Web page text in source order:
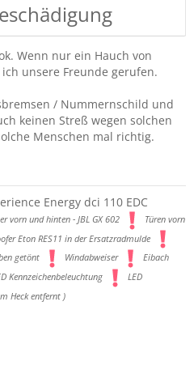
Wenn nur ein Hauch von
unsere Freunde gerufen.
/ Nummernschild und
keinen Streß wegen solchen
Menschen mal richtig.
Energy dci 110 EDC
vorn und hinten - JBL GX 602
Türen vorn
Eton RES11 in der Ersatzradmulde
getönt Windabweiser
Eibach
Kennzeichenbeleuchtung
LED
Heck entfernt )